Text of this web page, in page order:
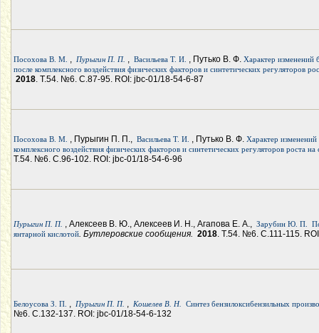
Посохова В. М. , Пурыгин П. П. , Васильева Т. И. , Путько В. Ф. Характер изменений
после комплексного воздействия физических факторов и синтетических регуляторов
2018. Т.54. №6. С.87-95. ROI: jbc-01/18-54-6-87
Посохова В. М. , Пурыгин П. П., Васильева Т. И. , Путько В. Ф. Характер изменений
комплексного воздействия физических факторов и синтетических регуляторов роста
Т.54. №6. С.96-102. ROI: jbc-01/18-54-6-96
Пурыгин П. П. , Алексеев В. Ю., Алексеев И. Н., Агапова Е. А., Зарубин Ю. П.
янтарной кислотой. Бутлеровские сообщения. 2018. Т.54. №6. С.111-115.
Белоусова З. П. , Пурыгин П. П. , Кошелев В. Н. Синтез бензилоксибензильных
№6. С.132-137. ROI: jbc-01/18-54-6-132